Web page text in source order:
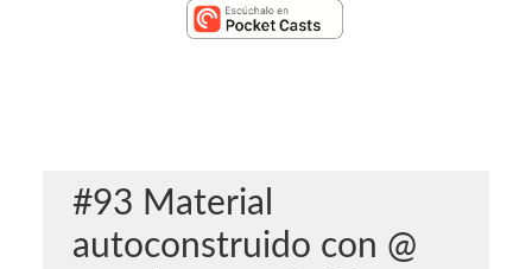
#93 Material
autoconstruido con @